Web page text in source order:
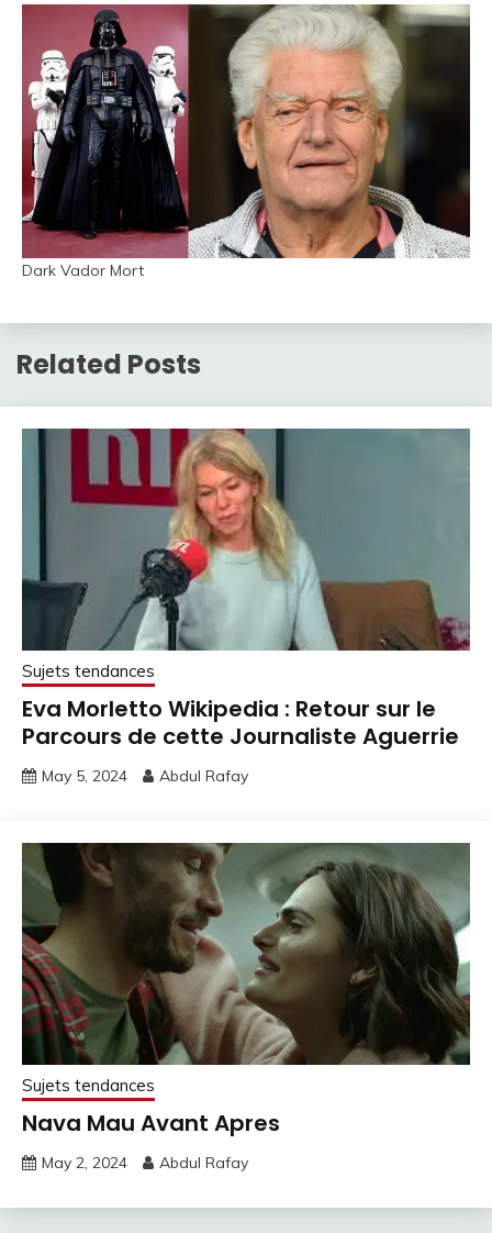
Dark Vador Mort
Related Posts
Sujets tendances
Eva Morletto Wikipedia : Retour sur le
Parcours de cette Journaliste Aguerrie
May 5, 2024 Abdul Rafay
Sujets tendances
Nava Mau Avant Apres
May 2, 2024 Abdul Rafay